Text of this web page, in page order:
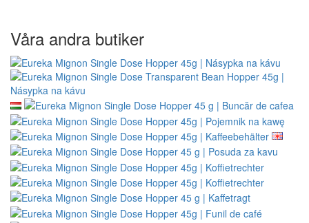
Våra andra butiker